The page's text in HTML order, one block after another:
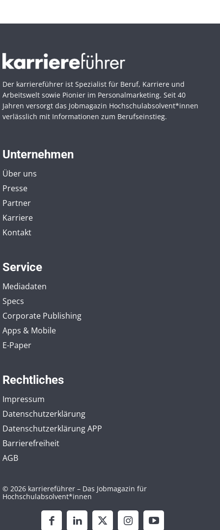
Der karriereführer ist Spezialist für Beruf, Karriere und
Arbeitswelt sowie Pionier im Personal­marketing. Seit 40
Jahren versorgt das Jobmagazin Hochschul­absolvent*innen
verlässlich mit Informationen zum Berufseinstieg.
Unternehmen
Über uns
Presse
Partner
Karriere
Kontakt
Service
Mediadaten
Specs
Corporate Publishing
Apps & Mobile
E-Paper
Rechtliches
Impressum
Datenschutzerklärung
Datenschutzerklärung APP
Barrierefreiheit
AGB
© 2026 karriereführer – Das Jobmagazin für
Hochschulabsolvent*innen